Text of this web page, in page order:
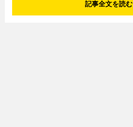
記事全文を読む